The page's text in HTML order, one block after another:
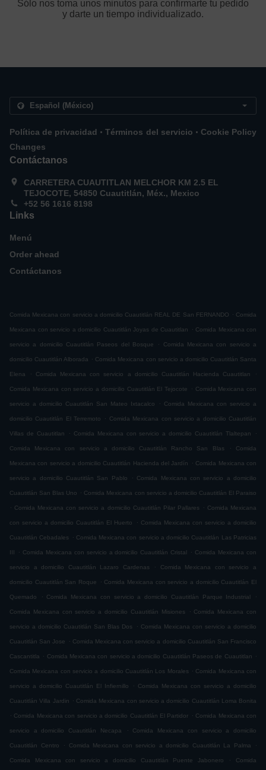
Sólo nos toma unos minutos para confirmarte tu pedido
y darte un tiempo individualizado.
Política de privacidad . Términos del servicio . Cookie Policy
Changes
Contáctanos
CARRETERA CUAUTITLAN MELCHOR KM 2.5 EL
TEJOCOTE, 54850 Cuautitlán, Méx., Mexico
+52 56 1616 8198
Links
Menú
Order ahead
Contáctanos
Comida Mexicana con servicio a domicilio Cuautitlán REAL DE San FERNANDO . Comida
Mexicana con servicio a domicilio Cuautitlán Joyas de Cuautitlan . Comida Mexicana con
servicio a domicilio Cuautitlán Paseos del Bosque . Comida Mexicana con servicio a
domicilio Cuautitlán Alborada . Comida Mexicana con servicio a domicilio Cuautitlán Santa
Elena . Comida Mexicana con servicio a domicilio Cuautitlán Hacienda Cuautitlan .
Comida Mexicana con servicio a domicilio Cuautitlán El Tejocote . Comida Mexicana con
servicio a domicilio Cuautitlán San Mateo Ixtacalco . Comida Mexicana con servicio a
domicilio Cuautitlán El Terremoto . Comida Mexicana con servicio a domicilio Cuautitlán
Villas de Cuautitlan . Comida Mexicana con servicio a domicilio Cuautitlán Tlaltepan .
Comida Mexicana con servicio a domicilio Cuautitlán Rancho San Blas . Comida
Mexicana con servicio a domicilio Cuautitlán Hacienda del Jardín . Comida Mexicana con
servicio a domicilio Cuautitlán San Pablo . Comida Mexicana con servicio a domicilio
Cuautitlán San Blas Uno . Comida Mexicana con servicio a domicilio Cuautitlán El Paraiso
. Comida Mexicana con servicio a domicilio Cuautitlán Pilar Pallares . Comida Mexicana
con servicio a domicilio Cuautitlán El Huerto . Comida Mexicana con servicio a domicilio
Cuautitlán Cebadales . Comida Mexicana con servicio a domicilio Cuautitlán Las Patricias
III . Comida Mexicana con servicio a domicilio Cuautitlán Cristal . Comida Mexicana con
servicio a domicilio Cuautitlán Lazaro Cardenas . Comida Mexicana con servicio a
domicilio Cuautitlán San Roque . Comida Mexicana con servicio a domicilio Cuautitlán El
Quemado . Comida Mexicana con servicio a domicilio Cuautitlán Parque Industrial .
Comida Mexicana con servicio a domicilio Cuautitlán Misiones . Comida Mexicana con
servicio a domicilio Cuautitlán San Blas Dos . Comida Mexicana con servicio a domicilio
Cuautitlán San Jose . Comida Mexicana con servicio a domicilio Cuautitlán San Francisco
Cascantitla . Comida Mexicana con servicio a domicilio Cuautitlán Paseos de Cuautitlan .
Comida Mexicana con servicio a domicilio Cuautitlán Los Morales . Comida Mexicana con
servicio a domicilio Cuautitlán El Infiernillo . Comida Mexicana con servicio a domicilio
Cuautitlán Villa Jardin . Comida Mexicana con servicio a domicilio Cuautitlán Loma Bonita
. Comida Mexicana con servicio a domicilio Cuautitlán El Partidor . Comida Mexicana con
servicio a domicilio Cuautitlán Necapa . Comida Mexicana con servicio a domicilio
Cuautitlán Centro . Comida Mexicana con servicio a domicilio Cuautitlán La Palma .
Comida Mexicana con servicio a domicilio Cuautitlán Puente Jabonero . Comida